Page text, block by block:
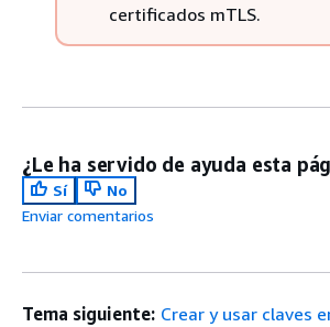
certificados mTLS.
¿Le ha servido de ayuda esta
Sí
No
Enviar comentarios
Tema siguiente: Crear y usar claves